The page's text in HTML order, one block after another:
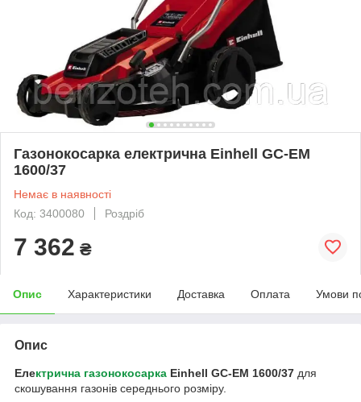
Газонокосарка електрична Einhell GC-EM
1600/37
Немає в наявності
Код: 3400080
Роздріб
7 362 ₴
Опис Характеристики Доставка Оплата Умови
Опис
Електрична газонокосарка Einhell GC-EM 1600/37 для
скошування газонів середнього розміру.